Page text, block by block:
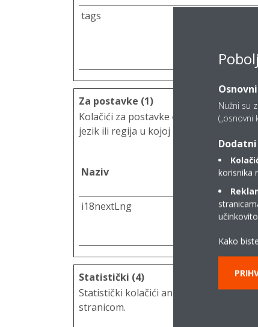
tags
Za postavke (1)
Kolačići za postavke omogućuju web-
jezik ili regija u kojoj se nalazite.
Naziv
i18nextLng
Statistički (4)
Statistički kolačići anonimnim
stranicom.
Nužni su
(„osnovni
korisnika
Kako